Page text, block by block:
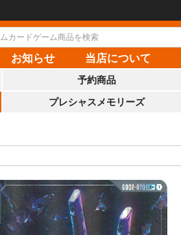
お知らせ 当店について
予約商品
プレシャスメモリーズ